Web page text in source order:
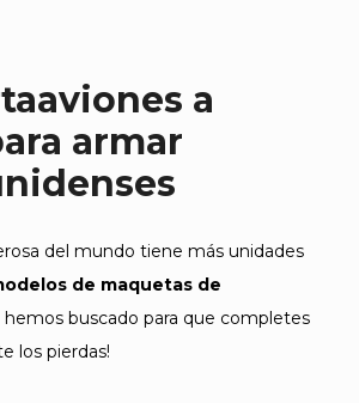
a
armar
del mundo tiene más unidades
de maquetas de
hemos buscado para que completes
los pierdas!